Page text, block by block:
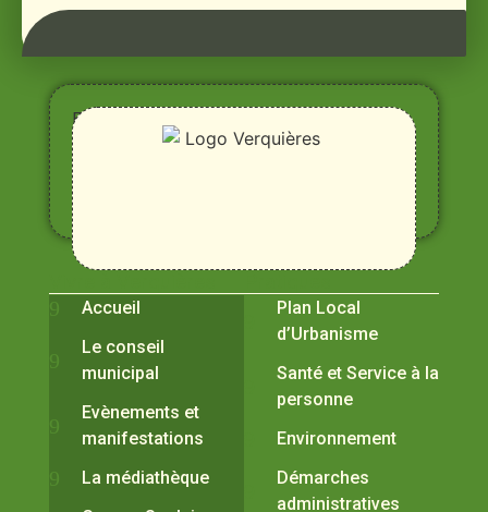
Entre
Rhône,
Alpilles
et
Durance
Accueil
Le conseil
municipal
Evènements et
manifestations
La médiathèque
Plan Local
d’Urbanisme
Santé et Service à la
personne
Environnement
Démarches
administratives